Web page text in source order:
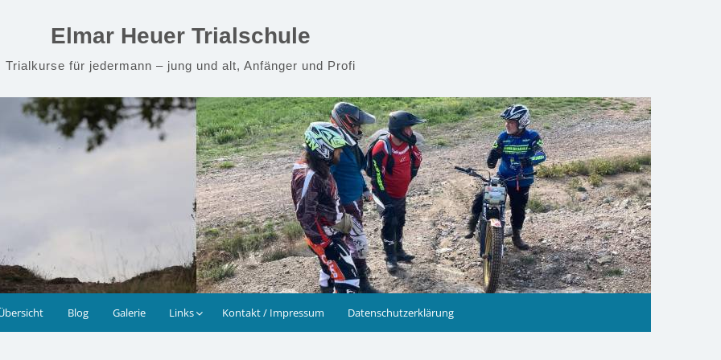
Elmar Heuer Trialschule
Trialkurse für jedermann – jung und alt, Anfänger und Profi
Blog Galerie Links Kontakt / Impressum Datenschutzerklärung